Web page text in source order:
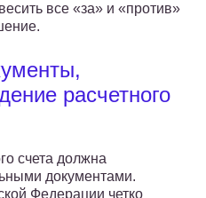
все «за» и «против»
расчетного
счета должна
документами.
Федерации четко